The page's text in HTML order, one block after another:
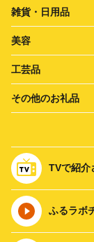
雑貨・日用品
美容
工芸品
その他のお礼品
TVで紹介
ふるラボ